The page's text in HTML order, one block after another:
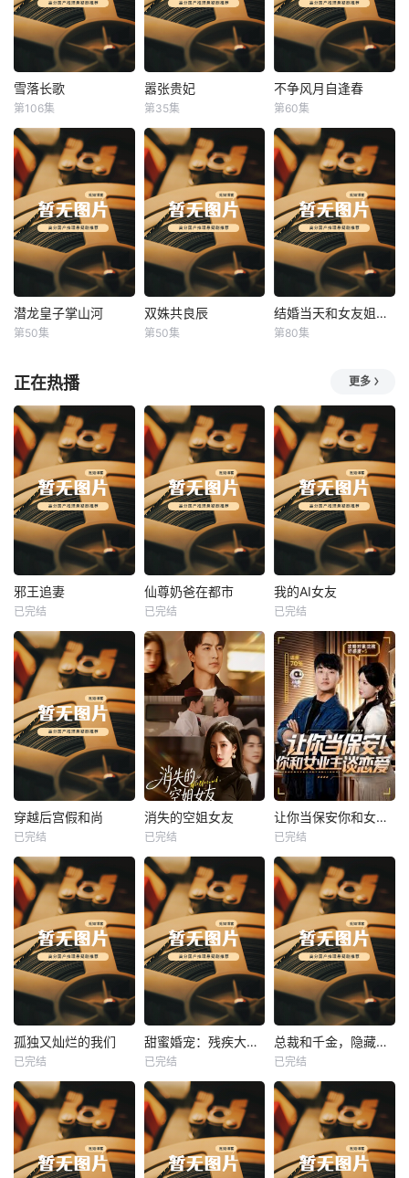
雪落长歌
雪落长歌
第106集
嚣张贵妃
嚣张贵妃
第35集
不争风月自逢春
不争风月自逢春
第60集
潜龙皇子掌山河
潜龙皇子掌山河
第50集
双姝共良辰
双姝共良辰
第50集
结婚当天和女友姐姐一起穿越了 结婚当天和女友姐姐一起穿越了
第80集
正在热播 更多
热播
邪王追妻
未知
邪王追妻
已完结
热播
未知
仙尊奶爸在都市
已完结
热播
我的AI女友
未知
我的AI女友
已完结
热播
未知
穿越后宫假和尚
已完结
热播
未知
消失的空姐女友
已完结
热播
未知
让你当保安你和女业主谈恋爱
已完结
热播
未知
孤独又灿烂的我们
已完结
热播
未知
甜蜜婚宠：残疾大佬夜夜撩
已完结
热播
未知
总裁和千金，隐藏身份闪婚了
已完结